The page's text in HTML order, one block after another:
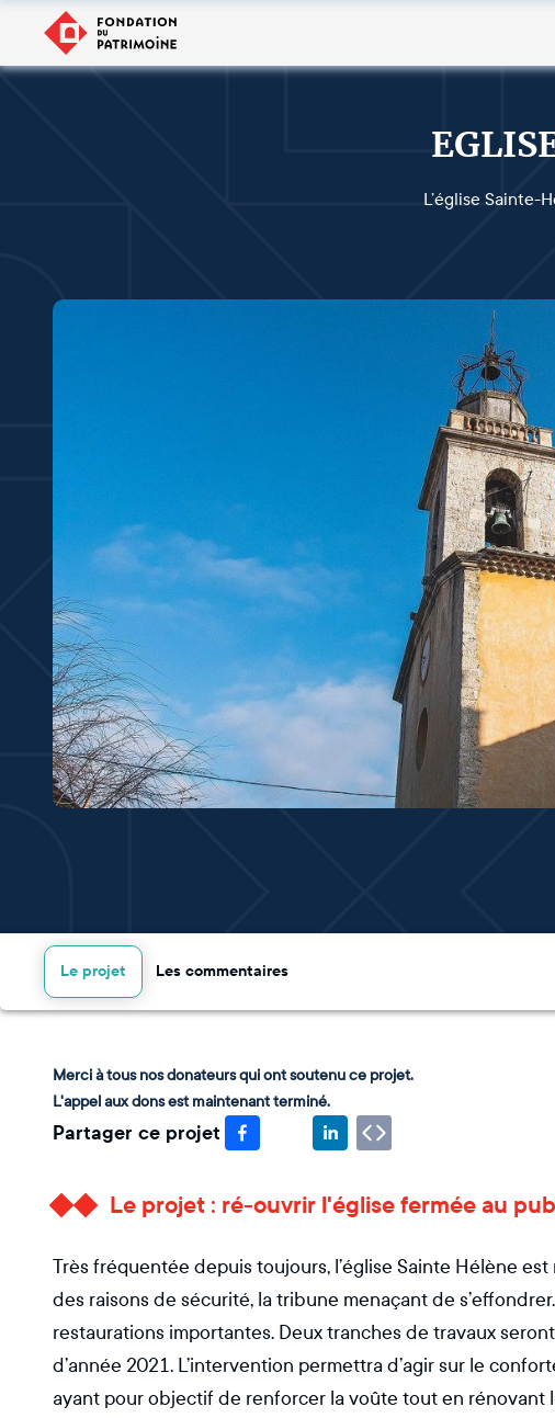
L’église Sainte-
Le projet Les commentaires
Merci à tous nos donateurs qui ont soutenu ce projet.
L'appel aux dons est maintenant terminé.
Partager ce projet
Le projet : ré-ouvrir l'église fermée au
Très fréquentée depuis toujours, l’église Sainte Hélène
des raisons de sécurité, la tribune menaçant de
restaurations importantes. Deux tranches de travaux
d’année 2021. L’intervention permettra d’agir sur le
ayant pour objectif de renforcer la voûte tout en rénovant